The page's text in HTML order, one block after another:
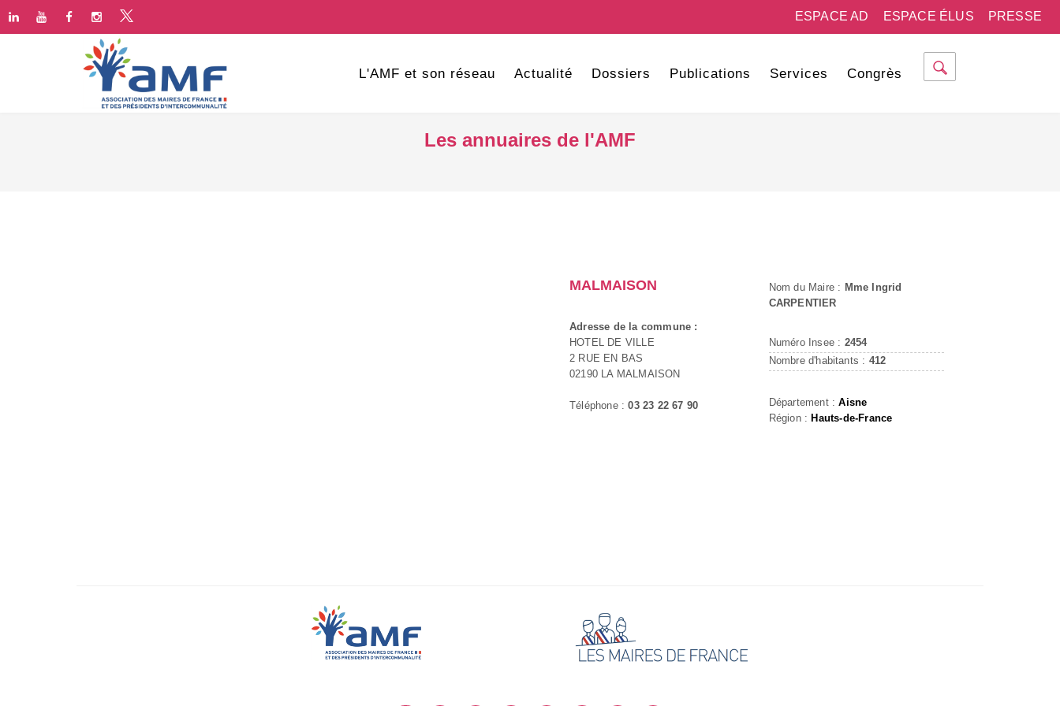
PRESSE
ESPACE ÉLUS
ESPACE AD
L'AMF et son réseau Actualité Dossiers Publications Services Congrès
Les annuaires de l'AMF
MALMAISON
Adresse de la commune :
HOTEL DE VILLE
2 RUE EN BAS
02190 LA MALMAISON
Téléphone :03 23 22 67 90
Nom du Maire : Mme Ingrid
CARPENTIER
Numéro Insee : 2454
Nombre d'habitants : 412
Département :Aisne
Région : Hauts-de-France